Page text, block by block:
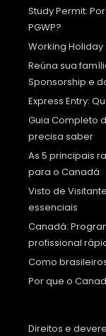
Study Permit:
PGWP?
Working
Reúna sua
Sponsorship e
Express Entry:
Guia Completo
precisa saber
As 5 principais
para o Canadá
Visto de
essenciais
Canadá:
profissional
Como
Por que o
Direitos e